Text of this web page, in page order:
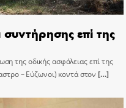
επί της
της οδικής ασφάλειας επί της
– Εύζωνοι) κοντά στον […]